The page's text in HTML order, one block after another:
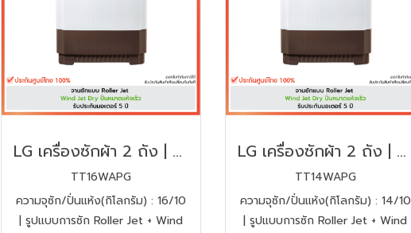
LG เครื่องซักผ้า 2 ถัง | ซัก16/ปั่น10 kg. | รุ่น TT16WAPG สีเทา
TT16WAPG
ความจุซัก/ปั่นแห้ง(กิโลกรัม) : 16/10
| รูปแบบการซัก Roller Jet + Wind
LG เครื่องซักผ้า 2 ถัง | ซัก14/ปั่น10 kg. | รุ่น TT14WAPG สีเทา
TT14WAPG
ความจุซัก/ปั่นแห้ง(กิโลกรัม) : 14/10
| รูปแบบการซัก Roller Jet + Wind